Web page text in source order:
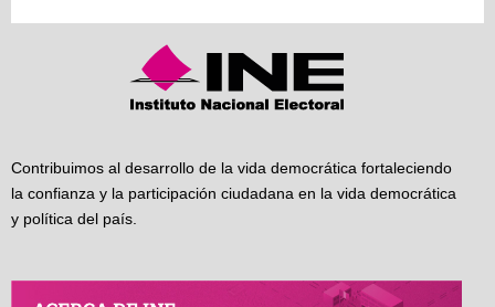
Contribuimos al desarrollo de la vida democrática fortaleciendo
la confianza y la participación ciudadana en la vida democrática
y política del país.